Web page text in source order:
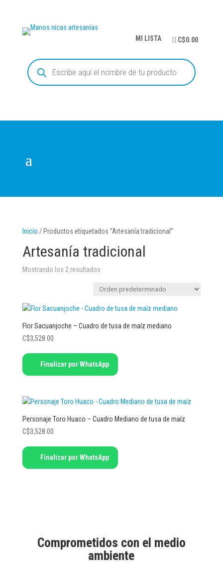
MI LISTA C$0.00
Búsqueda
de
productos
Inicio / Productos etiquetados “Artesanía tradicional”
Artesanía tradicional
Mostrando los 2 resultados
Flor Sacuanjoche – Cuadro de tusa de maíz mediano
C$3,528.00
Finalizar por WhatsApp
Personaje Toro Huaco – Cuadro Mediano de tusa de maíz
C$3,528.00
Finalizar por WhatsApp
Comprometidos con el medio
ambiente